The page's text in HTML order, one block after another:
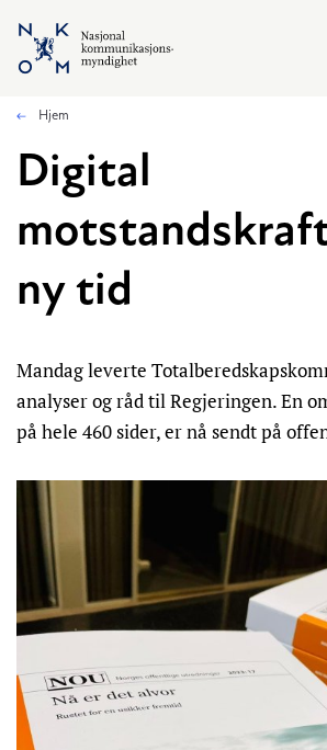
Hopp til hovedinnhold
Hjem
Digital
ny tid
Mandag leverte
analyser og råd til Regjeringen. En
på hele 460 sider, er nå sendt på